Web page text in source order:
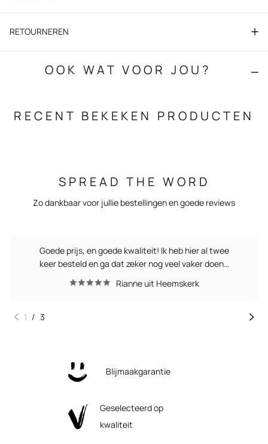
RETOURNEREN
OOK WAT VOOR JOU?
RECENT BEKEKEN PRODUCTEN
SPREAD THE WORD
Zo dankbaar voor jullie bestellingen en goede reviews
Goede prijs, en goede kwaliteit! Ik heb hier al twee
keer besteld en ga dat zeker nog veel vaker doen…
Rianne uit Heemskerk
1 / 3
Blijmaakgarantie
Geselecteerd op
kwaliteit